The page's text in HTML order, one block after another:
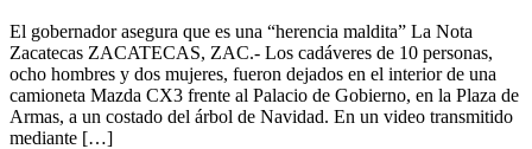
El gobernador asegura que es una “herencia maldita” La Nota
Zacatecas ZACATECAS, ZAC.- Los cadáveres de 10 personas,
ocho hombres y dos mujeres, fueron dejados en el interior de una
camioneta Mazda CX3 frente al Palacio de Gobierno, en la Plaza de
Armas, a un costado del árbol de Navidad. En un video transmitido
mediante […]